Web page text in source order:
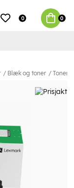
0 0
Blæk og toner Toner